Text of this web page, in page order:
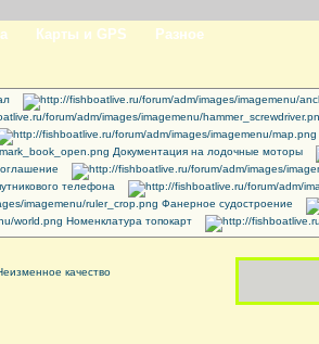
Карты и GPS Разное
Документация на лодочные моторы
телефона
Фанерное судостроение
Номенклатура топокарт